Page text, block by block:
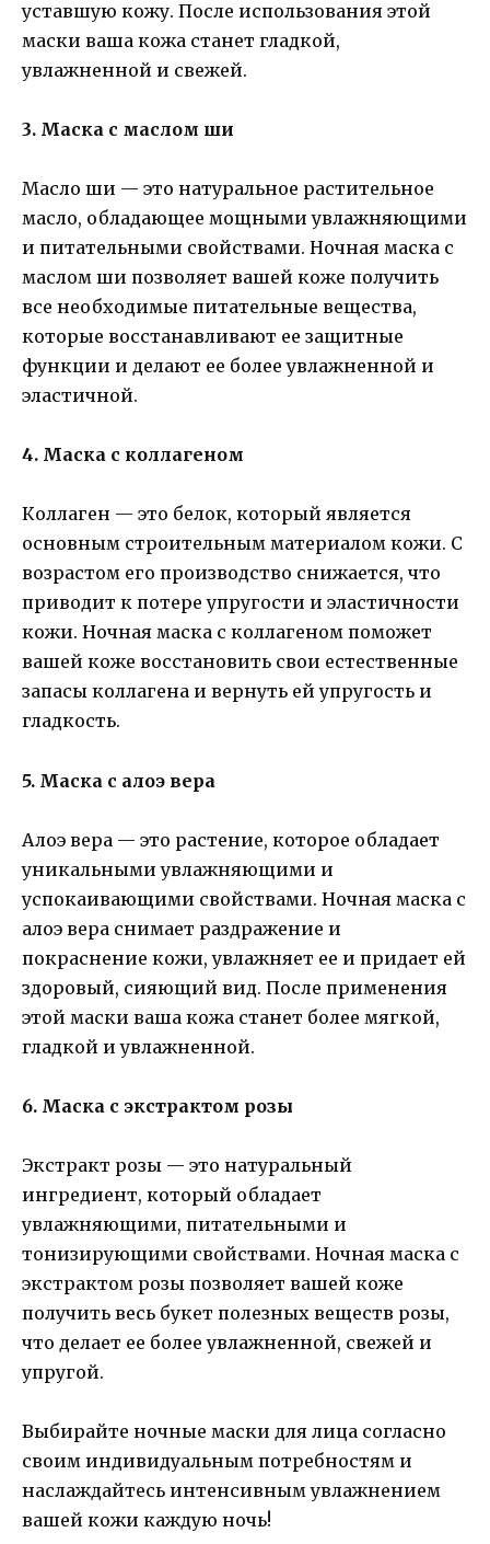
уставшую кожу. После использования этой
маски ваша кожа станет гладкой,
увлажненной и свежей.
3. Маска с маслом ши
Масло ши — это натуральное растительное
масло, обладающее мощными увлажняющими
и питательными свойствами. Ночная маска с
маслом ши позволяет вашей коже получить
все необходимые питательные вещества,
которые восстанавливают ее защитные
функции и делают ее более увлажненной и
эластичной.
4. Маска с коллагеном
Коллаген — это белок, который является
основным строительным материалом кожи. С
возрастом его производство снижается, что
приводит к потере упругости и эластичности
кожи. Ночная маска с коллагеном поможет
вашей коже восстановить свои естественные
запасы коллагена и вернуть ей упругость и
гладкость.
5. Маска с алоэ вера
Алоэ вера — это растение, которое обладает
уникальными увлажняющими и
успокаивающими свойствами. Ночная маска с
алоэ вера снимает раздражение и
покраснение кожи, увлажняет ее и придает ей
здоровый, сияющий вид. После применения
этой маски ваша кожа станет более мягкой,
гладкой и увлажненной.
6. Маска с экстрактом розы
Экстракт розы — это натуральный
ингредиент, который обладает
увлажняющими, питательными и
тонизирующими свойствами. Ночная маска с
экстрактом розы позволяет вашей коже
получить весь букет полезных веществ розы,
что делает ее более увлажненной, свежей и
упругой.
Выбирайте ночные маски для лица согласно
своим индивидуальным потребностям и
наслаждайтесь интенсивным увлажнением
вашей кожи каждую ночь!